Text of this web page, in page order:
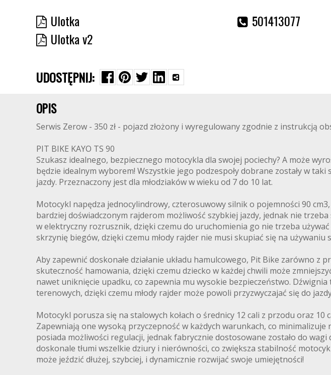
Ulotka
Ulotka v2
501413077
UDOSTĘPNIJ:
OPIS
Serwis Zerow - 350 zł - pojazd złożony i wyregulowany zgodnie z instrukcją
PIT BIKE KAYO TS 90
Szukasz idealnego, bezpiecznego motocykla dla swojej pociechy? A może
będzie idealnym wyborem! Wszystkie jego podzespoły dobrane zostały w
jazdy. Przeznaczony jest dla młodziaków w wieku od 7 do 10 lat.
Motocykl napędza jednocylindrowy, czterosuwowy silnik o pojemności 90
bardziej doświadczonym rajderom możliwość szybkiej jazdy, jednak nie
w elektryczny rozrusznik, dzięki czemu do uruchomienia go nie trzeba
skrzynię biegów, dzięki czemu młody rajder nie musi skupiać się na
Aby zapewnić doskonałe działanie układu hamulcowego, Pit Bike zarówno z
skuteczność hamowania, dzięki czemu dziecko w każdej chwili może
nawet uniknięcie upadku, co zapewnia mu wysokie bezpieczeństwo.
terenowych, dzięki czemu młody rajder może powoli przyzwyczajać się do
Motocykl porusza się na stalowych kołach o średnicy 12 cali z przodu oraz
Zapewniają one wysoką przyczepność w każdych warunkach, co
posiada możliwości regulacji, jednak fabrycznie dostosowane zostało do
doskonale tłumi wszelkie dziury i nierówności, co zwiększa stabilność
może jeździć dłużej, szybciej, i dynamicznie rozwijać swoje umiejętności!